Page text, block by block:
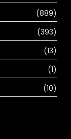
(889)
(393)
(13)
(1)
(10)